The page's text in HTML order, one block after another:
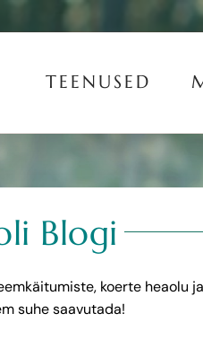
TEENUSED
Blogi
koerte heaolu
suhe saavutada!